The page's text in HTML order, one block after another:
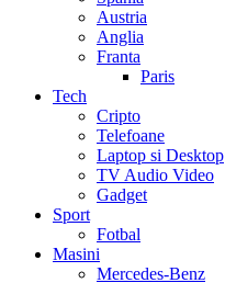
Austria
Anglia
Franta
Paris
Tech
Cripto
Telefoane
Laptop si Desktop
TV Audio Video
Gadget
Sport
Fotbal
Masini
Mercedes-Benz